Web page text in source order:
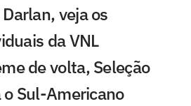
veja os
da VNL
de volta, Seleção
Sul-Americano